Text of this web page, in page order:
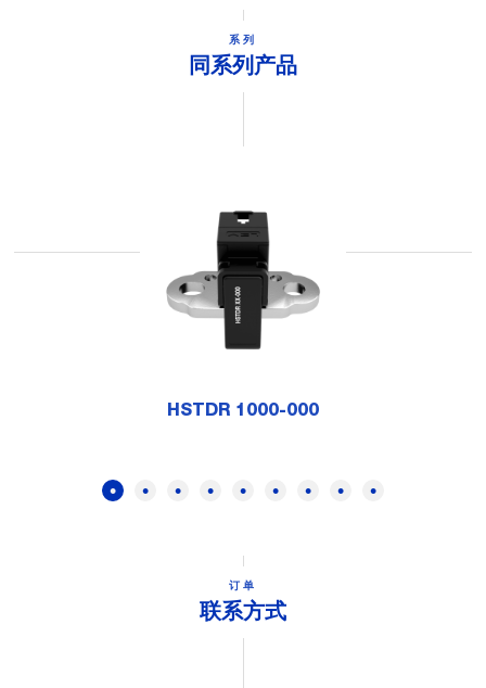
系列
同系列产品
HSTDR 1000-000
订单
联系方式